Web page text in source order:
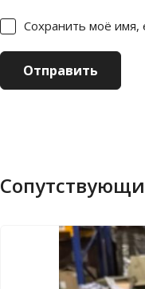
Сохранить моё имя,